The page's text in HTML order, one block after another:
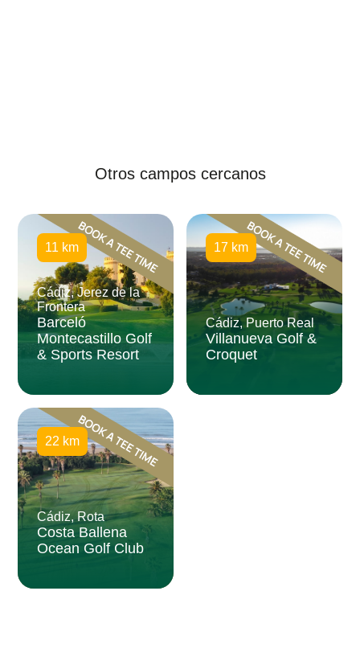
Otros campos cercanos
11 km
Cádiz, Jerez de la
Frontera
Barceló
Montecastillo Golf
& Sports Resort
17 km
Cádiz, Puerto Real
Villanueva Golf &
Croquet
22 km
Cádiz, Rota
Costa Ballena
Ocean Golf Club